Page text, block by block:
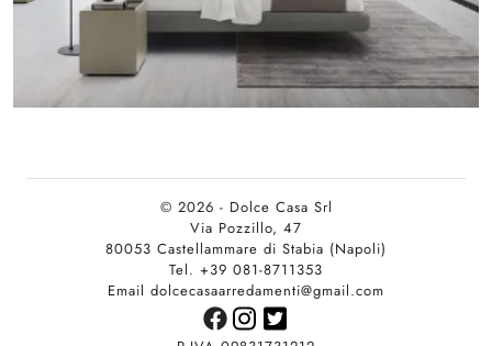
© 2026 - Dolce Casa Srl
Via Pozzillo, 47
80053 Castellammare di Stabia (Napoli)
Tel. +39 081-8711353
Email dolcecasaarredamenti@gmail.com